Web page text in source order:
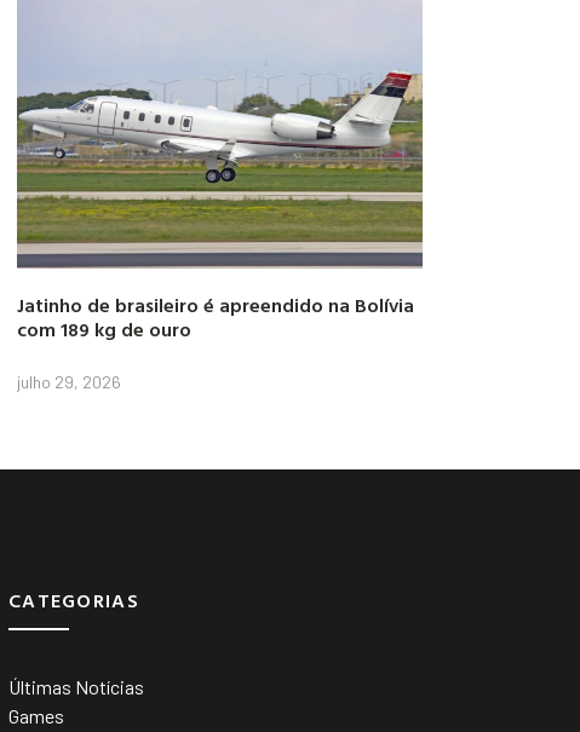
Jatinho de brasileiro é apreendido na Bolívia
com 189 kg de ouro
julho 29, 2026
CATEGORIAS
Últimas Notícias
Games